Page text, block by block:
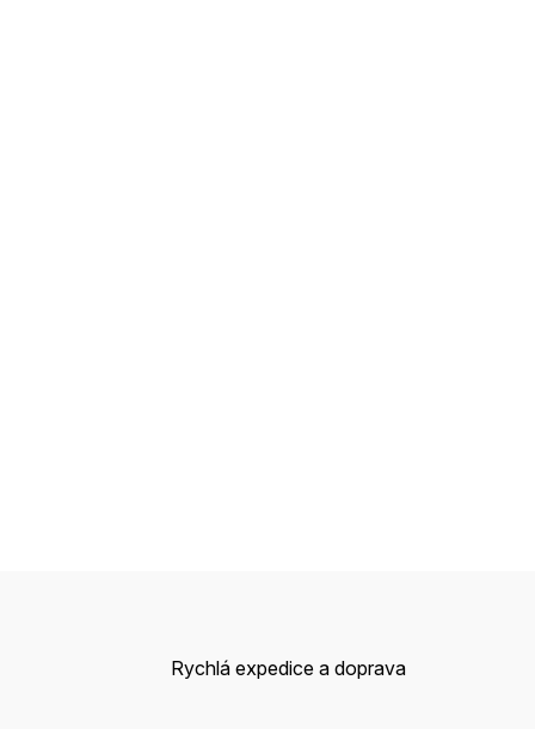
Rychlá expedice a doprava